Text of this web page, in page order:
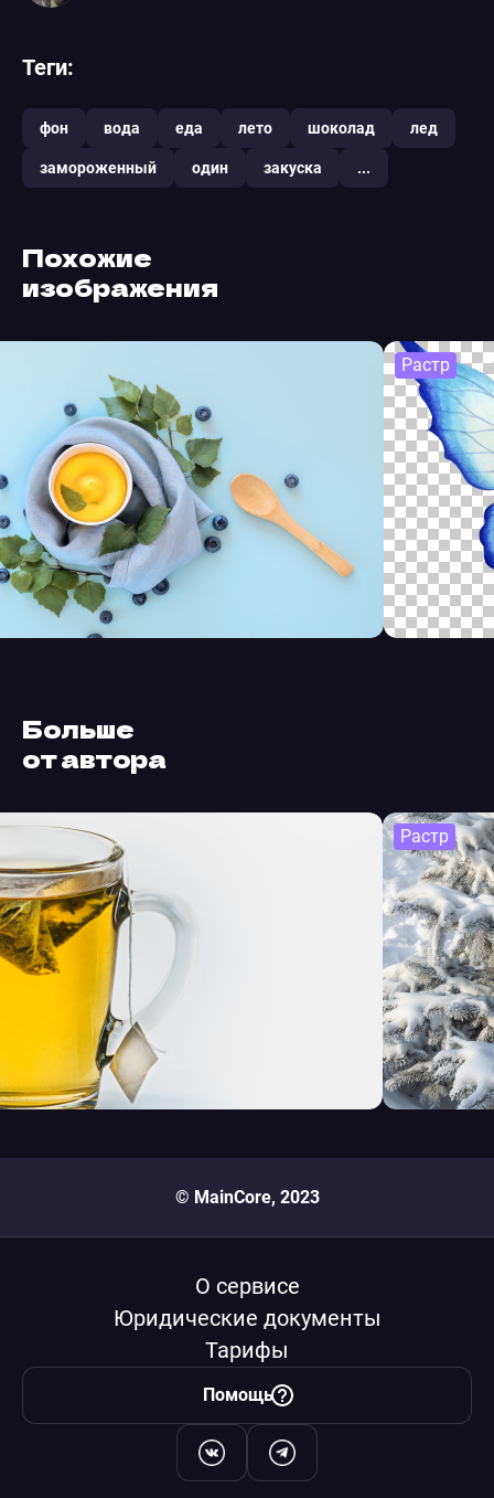
Теги:
фон вода еда лето шоколад лед
замороженный один закуска ...
Похожие
изображения
Растр
Больше
от автора
Растр
© MainCore, 2023
О сервисе
Юридические документы
Тарифы
Помощь